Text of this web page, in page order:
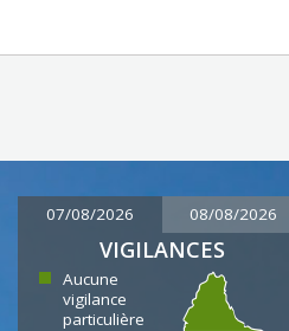
07/08/2026 08/08/2026
VIGILANCES
Aucune
vigilance
particulière